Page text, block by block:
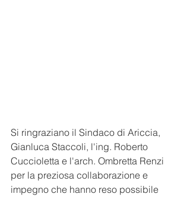
Si ringraziano il Sindaco di Ariccia,
Gianluca Staccoli, l'ing. Roberto
Cuccioletta e l'arch. Ombretta Renzi
per la preziosa collaborazione e
impegno che hanno reso possibile